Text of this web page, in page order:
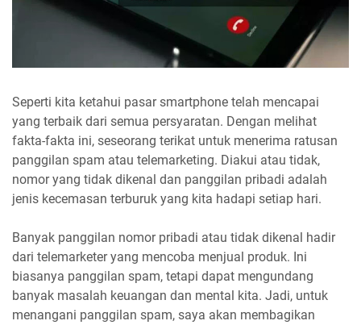
Seperti kita ketahui pasar smartphone telah mencapai
yang terbaik dari semua persyaratan. Dengan melihat
fakta-fakta ini, seseorang terikat untuk menerima ratusan
panggilan spam atau telemarketing. Diakui atau tidak,
nomor yang tidak dikenal dan panggilan pribadi adalah
jenis kecemasan terburuk yang kita hadapi setiap hari.
Banyak panggilan nomor pribadi atau tidak dikenal hadir
dari telemarketer yang mencoba menjual produk. Ini
biasanya panggilan spam, tetapi dapat mengundang
banyak masalah keuangan dan mental kita. Jadi, untuk
menangani panggilan spam, saya akan membagikan